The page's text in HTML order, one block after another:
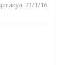
71/1/16